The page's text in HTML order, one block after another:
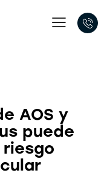
AOS y
puede